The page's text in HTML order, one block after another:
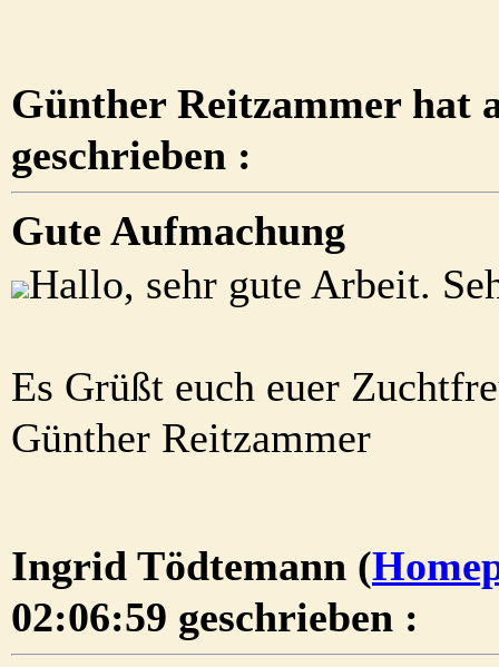
Günther Reitzammer hat
geschrieben :
Gute Aufmachung
Hallo, sehr gute Arbeit.
Es Grüßt euch euer
Günther Reitzammer
Ingrid Tödtemann (
02:06:59 geschrieben :